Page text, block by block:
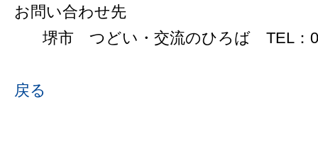
お問い合わせ先
堺市 つどい・交流のひろば TEL：
戻る